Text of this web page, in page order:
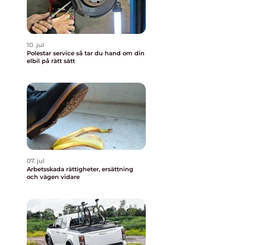
10. jul
Polestar service så tar du hand om din
elbil på rätt sätt
07. jul
Arbetsskada rättigheter, ersättning
och vägen vidare